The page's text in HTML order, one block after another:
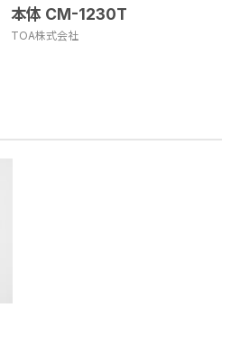
本体 CM-1230T
TOA株式会社